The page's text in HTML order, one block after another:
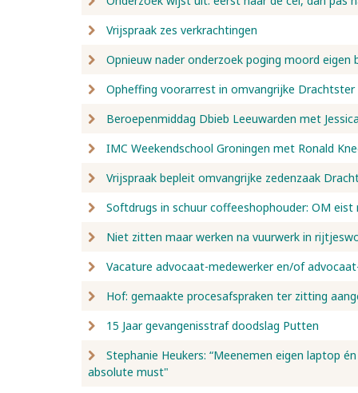
Vrijspraak zes verkrachtingen
Opnieuw nader onderzoek poging moord eigen
Opheffing voorarrest in omvangrijke Drachtster
Beroepenmiddag Dbieb Leeuwarden met
IMC Weekendschool Groningen met Ronald
Vrijspraak bepleit omvangrijke zedenzaak
Softdrugs in schuur coffeeshophouder: OM
Niet zitten maar werken na vuurwerk in
Vacature advocaat-medewerker en/of
Hof: gemaakte procesafspraken ter zitting
15 Jaar gevangenisstraf doodslag Putten
Stephanie Heukers: “Meenemen eigen laptop
absolute must"